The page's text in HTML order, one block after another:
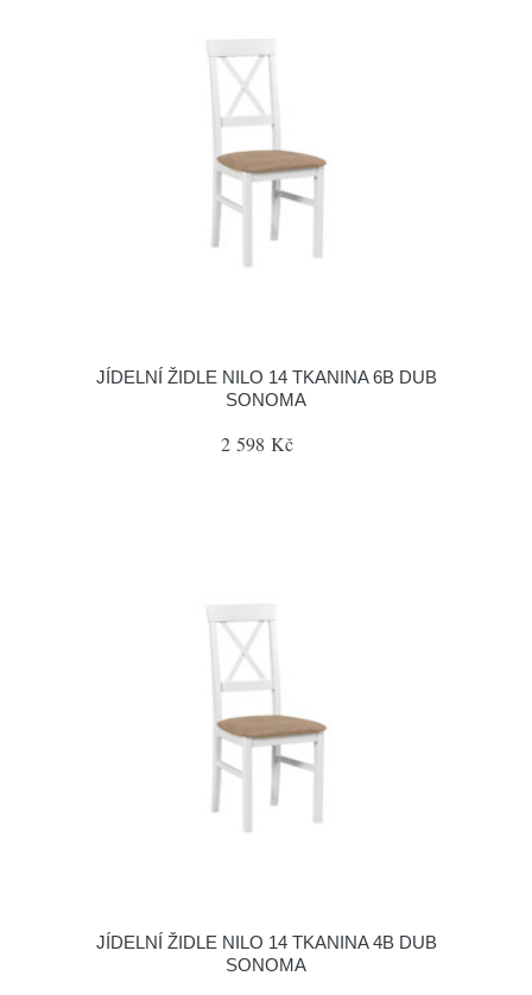
JÍDELNÍ ŽIDLE NILO 14 TKANINA 6B DUB
SONOMA
2 598 Kč
JÍDELNÍ ŽIDLE NILO 14 TKANINA 4B DUB
SONOMA